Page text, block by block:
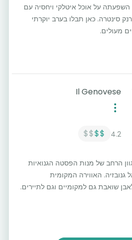
על אוכל איטלקי ויחסיה עם
סינטרה. כאן תבלו בערב יוקרתי
מעולים.
Il Genovese
4.2
$$
$$
הרחב של מנות הפסטה הגנואיות
גנובזיה. האווירה המקומית
שואבת גם למקומיים וגם לתיירים.